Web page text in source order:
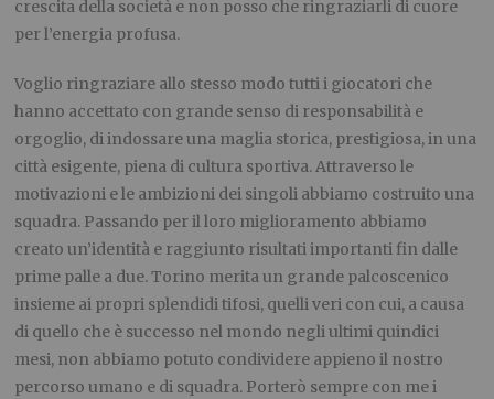
crescita della società e non posso che ringraziarli di cuore
per l’energia profusa.
Voglio ringraziare allo stesso modo tutti i giocatori che
hanno accettato con grande senso di responsabilità e
orgoglio, di indossare una maglia storica, prestigiosa, in una
città esigente, piena di cultura sportiva. Attraverso le
motivazioni e le ambizioni dei singoli abbiamo costruito una
squadra. Passando per il loro miglioramento abbiamo
creato un’identità e raggiunto risultati importanti fin dalle
prime palle a due. Torino merita un grande palcoscenico
insieme ai propri splendidi tifosi, quelli veri con cui, a causa
di quello che è successo nel mondo negli ultimi quindici
mesi, non abbiamo potuto condividere appieno il nostro
percorso umano e di squadra. Porterò sempre con me i